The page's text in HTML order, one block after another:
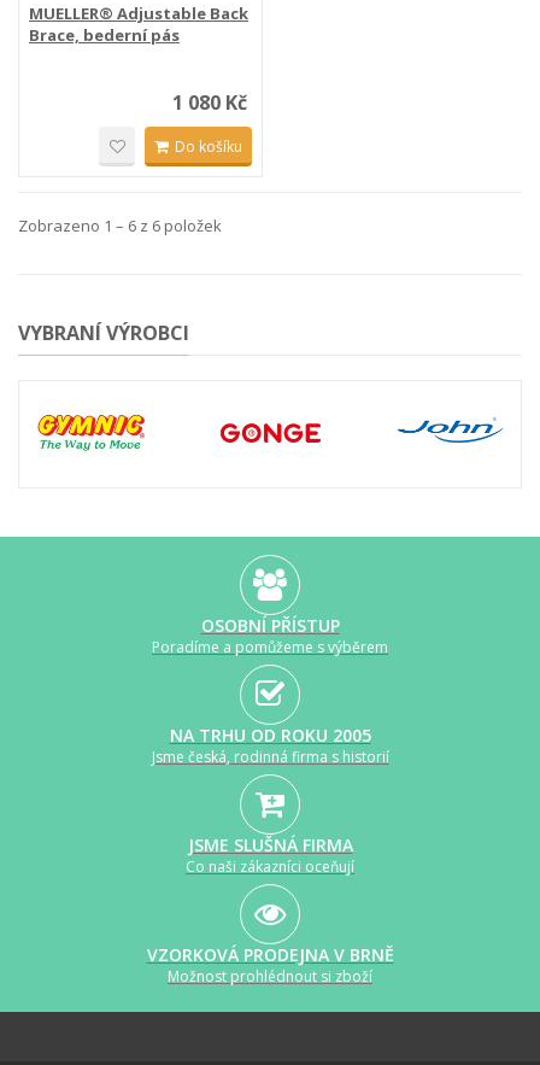
MUELLER® Adjustable Back
Brace, bederní pás
1 080 Kč
Do košíku
Zobrazeno 1 – 6 z 6 položek
VYBRANÍ VÝROBCI
OSOBNÍ PŘÍSTUP
Poradíme a pomůžeme s výběrem
NA TRHU OD ROKU 2005
Jsme česká, rodinná firma s historií
JSME SLUŠNÁ FIRMA
Co naši zákazníci oceňují
VZORKOVÁ PRODEJNA V BRNĚ
Možnost prohlédnout si zboží